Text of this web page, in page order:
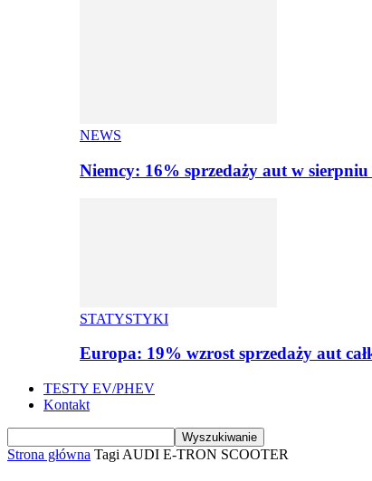
NEWS
Niemcy: 16% sprzedaży aut w
STATYSTYKI
Europa: 19% wzrost sprzedaży aut
TESTY EV/PHEV
Kontakt
Strona główna Tagi AUDI E-TRON SCOOTER